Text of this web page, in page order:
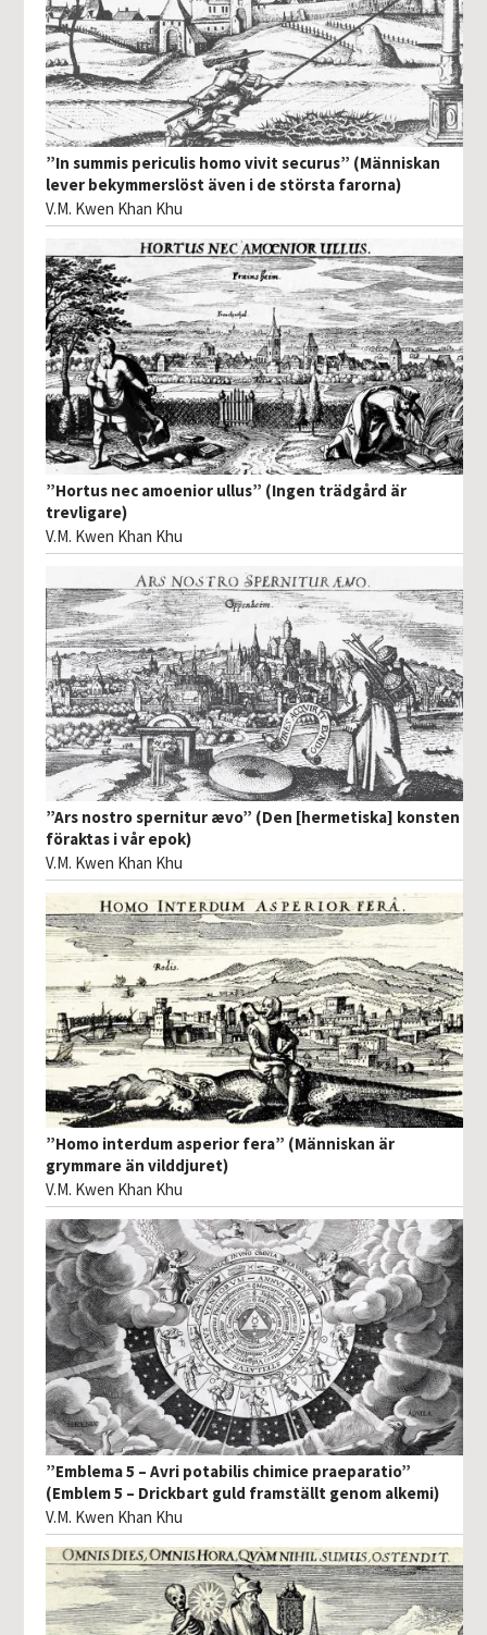
”In summis periculis homo vivit securus” (Människan
lever bekymmerslöst även i de största farorna)
V.M. Kwen Khan Khu
”Hortus nec amoenior ullus” (Ingen trädgård är
trevligare)
V.M. Kwen Khan Khu
”Ars nostro spernitur ævo” (Den [hermetiska] konsten
föraktas i vår epok)
V.M. Kwen Khan Khu
”Homo interdum asperior fera” (Människan är
grymmare än vilddjuret)
V.M. Kwen Khan Khu
”Emblema 5 – Avri potabilis chimice praeparatio”
(Emblem 5 – Drickbart guld framställt genom alkemi)
V.M. Kwen Khan Khu